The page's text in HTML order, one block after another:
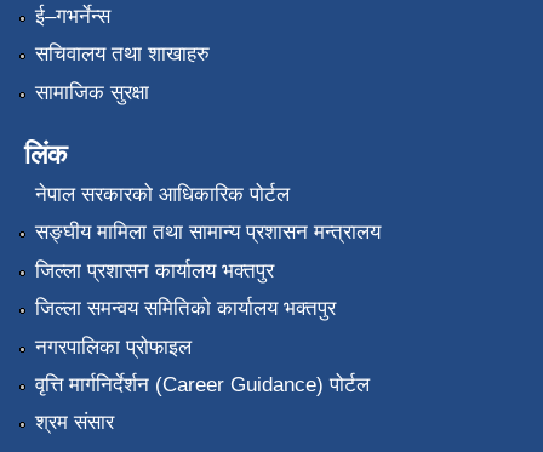
ई–गभर्नेन्स
सचिवालय तथा शाखाहरु
सामाजिक सुरक्षा
लिंक
नेपाल सरकारको आधिकारिक पोर्टल
सङ्‍घीय मामिला तथा सामान्य प्रशासन मन्त्रालय
जिल्ला प्रशासन कार्यालय भक्तपुर
जिल्ला समन्वय समितिको कार्यालय भक्तपुर
नगरपालिका प्रोफाइल
वृत्ति मार्गनिर्देर्शन (Career Guidance) पोर्टल
श्रम संसार